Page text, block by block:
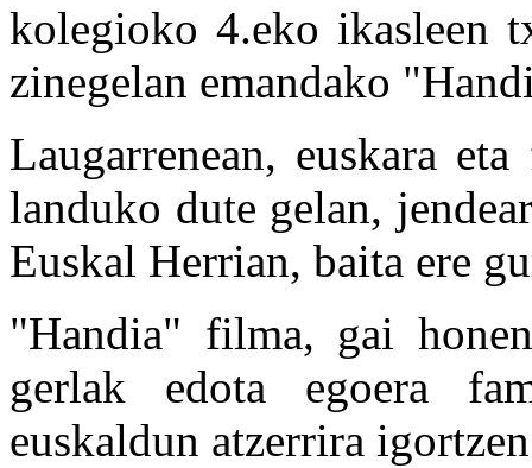
kolegioko 4.eko ikasleen
zinegelan emandako
Laugarrenean, euskara
landuko dute gelan,
Euskal Herrian, baita ere
"Handia" filma, gai
gerlak edota egoera
euskaldun atzerrira